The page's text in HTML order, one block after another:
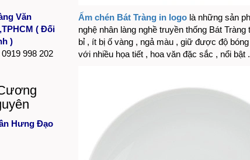
Ấm chén Bát Tràng in logolà những sản
nghệ nhân làng nghề truyền thống Bát
bỉ , ít bị ố vàng , ngả màu , giữ được độ
với nhiều họa tiết , hoa văn đặc sắc , nổi bật .
Văn
( Đối
)
0919 998 202
Hưng Đạo